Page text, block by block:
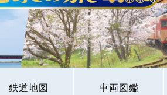
鉄道地図 車両図鑑